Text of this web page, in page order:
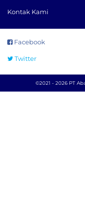
Kontak Kami
Facebook
Twitter
©2021 - 2026 PT